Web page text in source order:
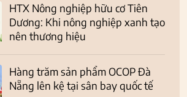
HTX Nông nghiệp hữu cơ Tiên
Dương: Khi nông nghiệp xanh tạo
nên thương hiệu
Hàng trăm sản phẩm OCOP Đà
Nẵng lên kệ tại sân bay quốc tế